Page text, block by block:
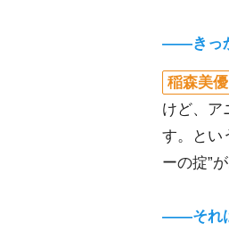
――きっ
稲森美優
けど、ア
す。とい
ーの掟”
――それ